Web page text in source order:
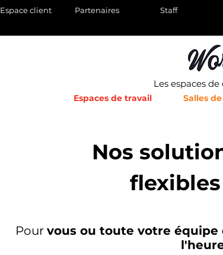
Espace client Partenaires Staff
Les espaces
Espaces de travail Salles
Nos
Pour vous ou toute votre équipe